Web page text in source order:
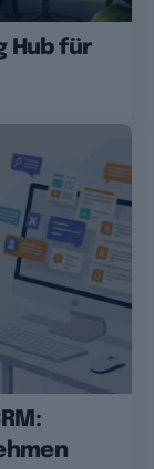
Hub für